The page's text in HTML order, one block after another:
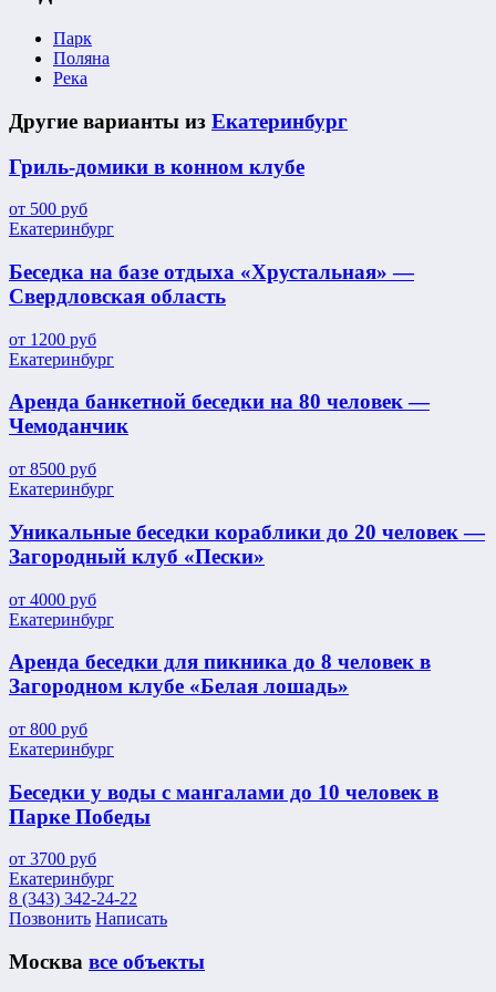
Парк
Поляна
Река
Другие варианты из Екатеринбург
Гриль-домики в конном клубе
от 500 руб
Екатеринбург
Беседка на базе отдыха «Хрустальная» —
Свердловская область
от 1200 руб
Екатеринбург
Аренда банкетной беседки на 80 человек —
Чемоданчик
от 8500 руб
Екатеринбург
Уникальные беседки кораблики до 20 человек —
Загородный клуб «Пески»
от 4000 руб
Екатеринбург
Аренда беседки для пикника до 8 человек в
Загородном клубе «Белая лошадь»
от 800 руб
Екатеринбург
Беседки у воды с мангалами до 10 человек в
Парке Победы
от 3700 руб
Екатеринбург
8 (343) 342-24-22
Позвонить Написать
Москва все объекты